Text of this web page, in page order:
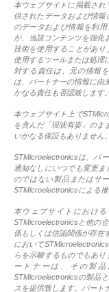
本ウェブサイトに掲載され
供されたデータおよび情
のデータおよび情報を利
が、当該コンテンツを強化
技術を使用することがあ
使用するツールまたは処理
対する責任は、元の情報
は、パートナーの情報に由
かなる責任も否認致します。
本ウェブサイト上で
を含んだ「現状有姿」のま
いかなる保証もありません。
STMicroelectronicsは、パ
通知なしにいつでも変更
のではない製品またはサ
STMicroelectronicsによる
本ウェブサイトにおける
STMicroelectronicsと他の
係もしくは信認関係が存在
において
らを示唆するものでもあ
ートナーは、その製
STMicroelectronicsの製品
スを提供致します。パー